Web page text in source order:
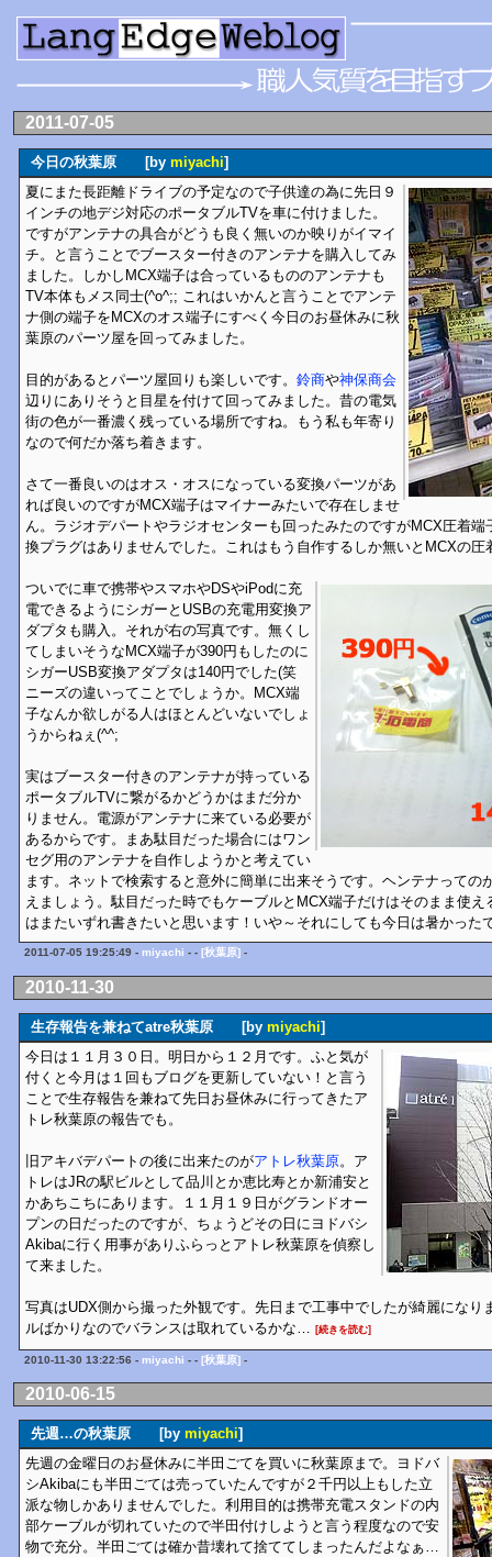
2011-07-05
今日の秋葉原 [by miyachi]
夏にまた長距離ドライブの予定なので子供達の為に先日９
インチの地デジ対応のポータブルTVを車に付けました。
ですがアンテナの具合がどうも良く無いのか映りがイマイ
チ。と言うことでブースター付きのアンテナを購入してみ
ました。しかしMCX端子は合っているもののアンテナも
TV本体もメス同士(^o^;; これはいかんと言うことでアンテ
ナ側の端子をMCXのオス端子にすべく今日のお昼休みに秋
葉原のパーツ屋を回ってみました。
目的があるとパーツ屋回りも楽しいです。 鈴商や神保商会
辺りにありそうと目星を付けて回ってみました。昔の電気
街の色が一番濃く残っている場所ですね。もう私も年寄り
なので何だか落ち着きます。
さて一番良いのはオス・オスになっている変換パーツがあ
れば良いのですがMCX端子はマイナーみたいで存在しませ
ん。ラジオデパートやラジオセンターも回ったみたのですがMCX圧着
換プラグはありませんでした。これはもう自作するしか無いとMCXの
ついでに車で携帯やスマホやDSやiPodに充
電できるようにシガーとUSBの充電用変換ア
ダプタも購入。それが右の写真です。無くし
てしまいそうなMCX端子が390円もしたのに
シガーUSB変換アダプタは140円でした(笑
ニーズの違いってことでしょうか。MCX端
子なんか欲しがる人はほとんどいないでしょ
うからねぇ(^^;
実はブースター付きのアンテナが持っている
ポータブルTVに繋がるかどうかはまだ分か
りません。電源がアンテナに来ている必要が
あるからです。まあ駄目だった場合にはワン
セグ用のアンテナを自作しようかと考えてい
ます。ネットで検索すると意外に簡単に出来そうです。ヘンテナっての
えましょう。駄目だった時でもケーブルとMCX端子だけはそのまま使
はまたいずれ書きたいと思います！いや～それにしても今日は暑かった
2011-07-05 19:25:49 - miyachi - - [秋葉原] -
2010-11-30
生存報告を兼ねてatre秋葉原 [by miyachi]
今日は１１月３０日。明日から１２月です。ふと気が
付くと今月は１回もブログを更新していない！と言う
ことで生存報告を兼ねて先日お昼休みに行ってきたア
トレ秋葉原の報告でも。
旧アキバデパートの後に出来たのがアトレ秋葉原。ア
トレはJRの駅ビルとして品川とか恵比寿とか新浦安と
かあちこちにあります。１１月１９日がグランドオー
プンの日だったのですが、ちょうどその日にヨドバシ
Akibaに行く用事がありふらっとアトレ秋葉原を偵察し
て来ました。
写真はUDX側から撮った外観です。先日まで工事中でしたが綺麗になり
ルばかりなのでバランスは取れているかな…
[続きを読む]
2010-11-30 13:22:56 - miyachi - - [秋葉原] -
2010-06-15
先週…の秋葉原 [by miyachi]
先週の金曜日のお昼休みに半田ごてを買いに秋葉原まで。ヨドバ
シAkibaにも半田ごては売っていたんですが２千円以上もした立
派な物しかありませんでした。利用目的は携帯充電スタンドの内
部ケーブルが切れていたので半田付けしようと言う程度なので安
物で充分。半田ごては確か昔壊れて捨ててしまったんだよなぁ…